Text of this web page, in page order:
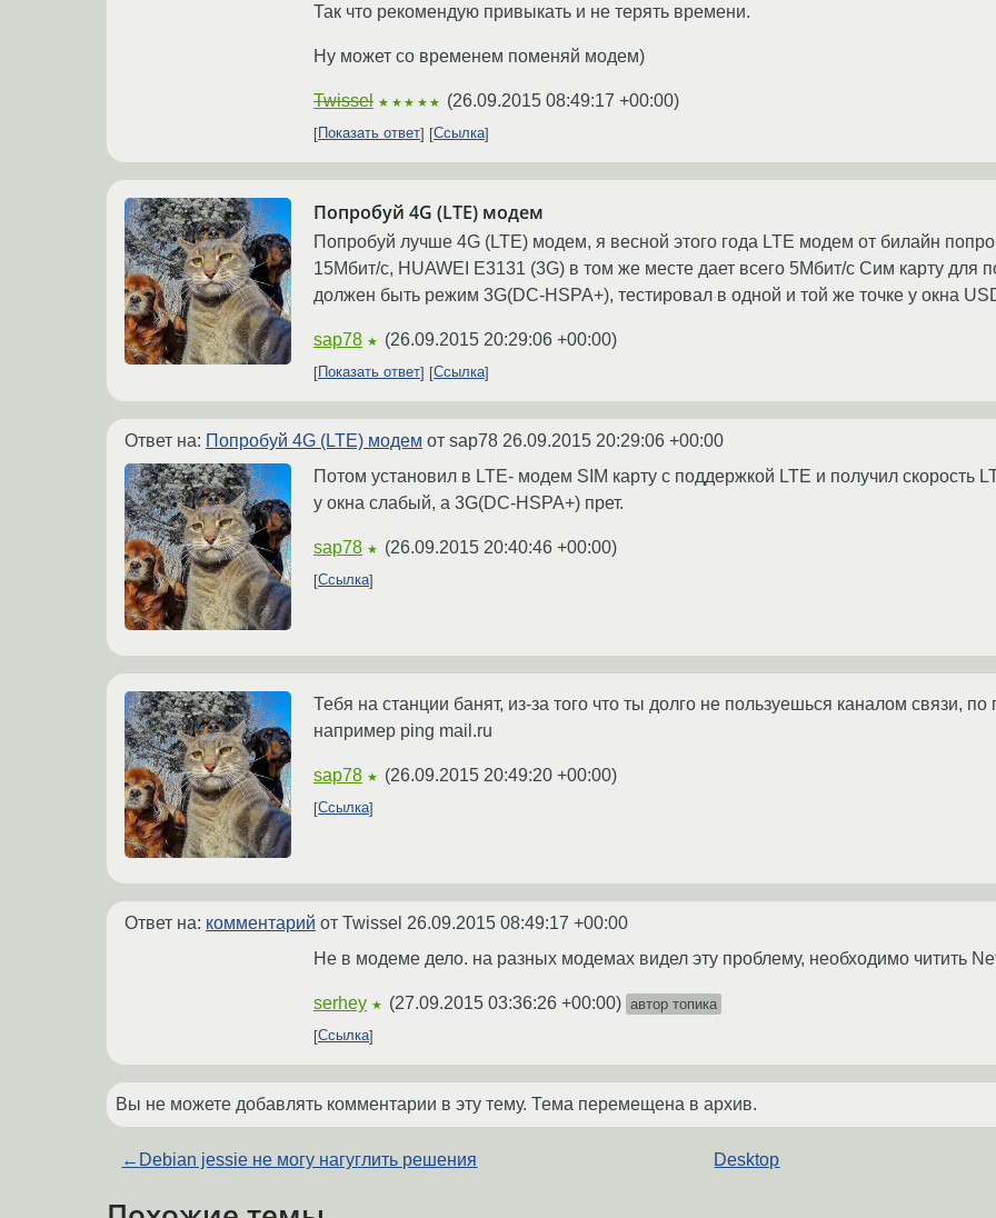
Так что рекомендую привыкать и не терять времени.
Ну может со временем поменяй модем)
Twissel ★★★★★ (26.09.2015 08:49:17 +00:00)
Показать ответ Ссылка
Попробуй 4G (LTE) модем
Попробуй лучше 4G (LTE) модем, я весной этого года LTE модем от билайн
15Мбит/с, HUAWEI E3131 (3G) в том же месте дает всего 5Мбит/с Сим карту для
должен быть режим 3G(DC-HSPA+), тестировал в одной и той же точке у окна
sap78 ★ (26.09.2015 20:29:06 +00:00)
Показать ответ Ссылка
Ответ на: Попробуй 4G (LTE) модем от sap78 26.09.2015 20:29:06 +00:00
Потом установил в LTE- модем SIM карту с поддержкой LTE и получил скорость
у окна слабый, а 3G(DC-HSPA+) прет.
sap78 ★ (26.09.2015 20:40:46 +00:00)
Ссылка
Тебя на станции банят, из-за того что ты долго не пользуешься каналом связи,
например ping mail.ru
sap78 ★ (26.09.2015 20:49:20 +00:00)
Ссылка
Ответ на: комментарий от Twissel 26.09.2015 08:49:17 +00:00
Не в модеме дело. на разных модемах видел эту проблему, необходимо читить
serhey ★ (27.09.2015 03:36:26 +00:00) автор топика
Ссылка
Вы не можете добавлять комментарии в эту тему. Тема перемещена в архив.
← Debian jessie не могу нагуглить решения Desktop